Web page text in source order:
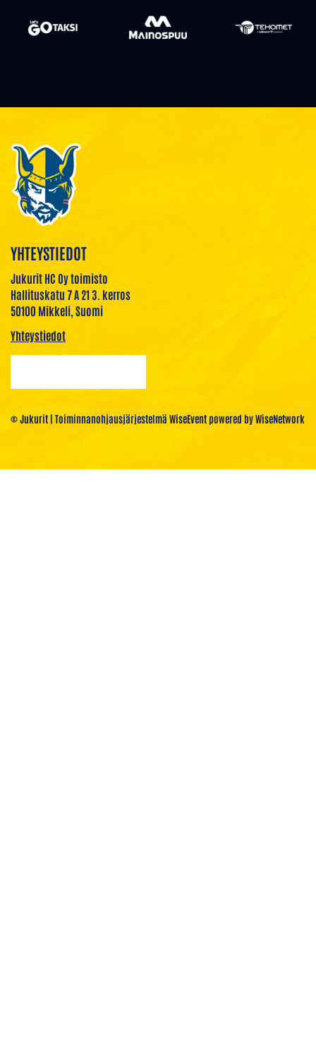
YHTEYSTIEDOT
Jukurit HC Oy toimisto
Hallituskatu 7 A 21 3. kerros
50100 Mikkeli, Suomi
Yhteystiedot
© Jukurit | Toiminnanohjausjärjestelmä WiseEventpowered byWiseNetwork